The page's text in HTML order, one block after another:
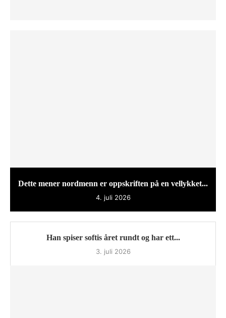
Dette mener nordmenn er oppskriften på en vellykket...
4. juli 2026
Han spiser softis året rundt og har ett...
3. juli 2026